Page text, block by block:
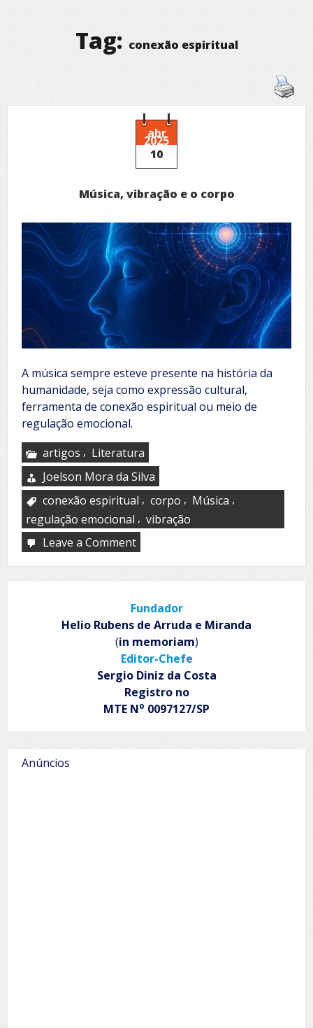
Tag: conexão espiritual
abr
2025
10
Música, vibração e o corpo
A música sempre esteve presente na história da
humanidade, seja como expressão cultural,
ferramenta de conexão espiritual ou meio de
regulação emocional.
artigos , Literatura
Joelson Mora da Silva
conexão espiritual , corpo , Música ,
regulação emocional , vibração
Leave a Commenton
vibração
corpo
Fundador
Helio Rubens de Arruda e Miranda
(in memoriam)
Editor-Chefe
Sergio Diniz da Costa
Registro no
MTE No 0097127/SP
Anúncios